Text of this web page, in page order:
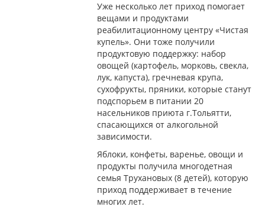
Уже несколько лет приход помогает
вещами и продуктами
реабилитационному центру «Чистая
купель». Они тоже получили
продуктовую поддержку: набор
овощей (картофель, морковь, свекла,
лук, капуста), гречневая крупа,
сухофрукты, пряники, которые станут
подспорьем в питании 20
насельников приюта г.Тольятти,
спасающихся от алкогольной
зависимости.
Яблоки, конфеты, варенье, овощи и
продукты получила многодетная
семья Трухановых (8 детей), которую
приход поддерживает в течение
многих лет.